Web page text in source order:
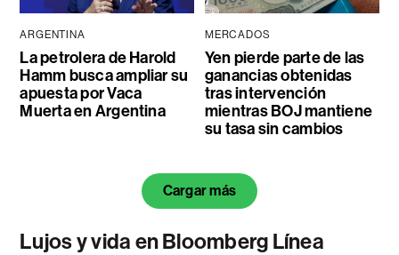
ARGENTINA
La petrolera de Harold
Hamm busca ampliar su
apuesta por Vaca
Muerta en Argentina
MERCADOS
Yen pierde parte de las
ganancias obtenidas
tras intervención
mientras BOJ mantiene
su tasa sin cambios
Cargar más
Lujos y vida en Bloomberg Línea